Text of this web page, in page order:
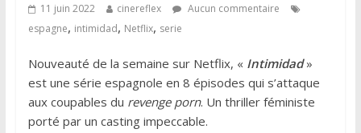
11 juin 2022 cinereflex
Aucun commentaire
espagne, intimidad, Netflix, serie
Nouveauté de la semaine sur Netflix, « Intimidad»
est une série espagnole en 8 épisodes qui s’attaque
aux coupables du revenge porn. Un thriller féministe
porté par un casting impeccable.